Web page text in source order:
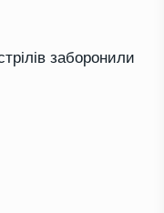
заборонили